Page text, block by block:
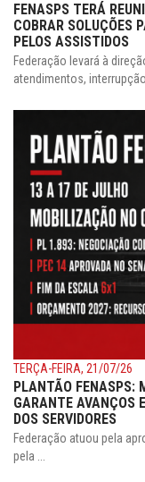
FENASPS TERÁ
COBRAR SOLUÇÕES
PELOS ASSISTIDOS
Federação levará à
atendimentos,
TERÇA-FEIRA, 21/07/26
PLANTÃO FENASPS:
GARANTE AVANÇOS
DOS SERVIDORES
Federação atuou pela
pela ...